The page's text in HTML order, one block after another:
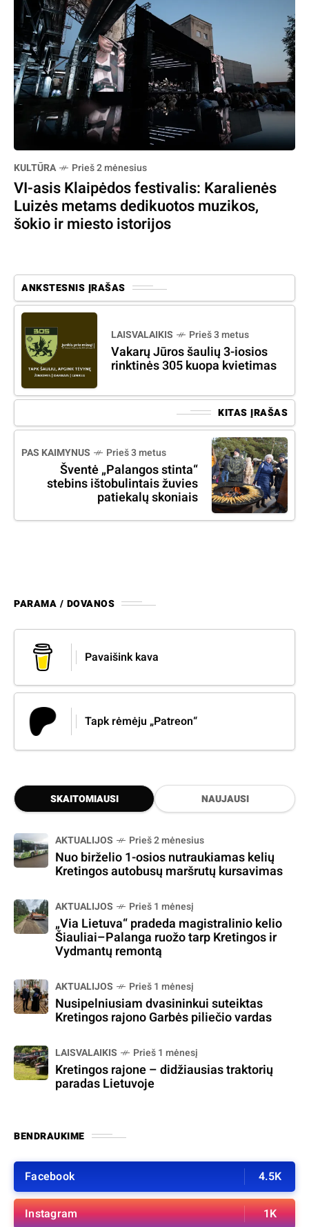
KULTŪRA Prieš 2 mėnesius
VI-asis Klaipėdos festivalis: Karalienės
Luizės metams dedikuotos muzikos,
šokio ir miesto istorijos
ANKSTESNIS ĮRAŠAS
LAISVALAIKIS Prieš 3 metus
Vakarų Jūros šaulių 3-iosios
rinktinės 305 kuopa kvietimas
KITAS ĮRAŠAS
PAS KAIMYNUS Prieš 3 metus
Šventė „Palangos stinta“
stebins ištobulintais žuvies
patiekalų skoniais
PARAMA / DOVANOS
Pavaišink kava
Tapk rėmėju „Patreon“
SKAITOMIAUSI NAUJAUSI
AKTUALIJOS Prieš 2 mėnesius
Nuo birželio 1-osios nutraukiamas kelių
Kretingos autobusų maršrutų kursavimas
AKTUALIJOS Prieš 1 mėnesį
„Via Lietuva“ pradeda magistralinio kelio
Šiauliai–Palanga ruožo tarp Kretingos ir
Vydmantų remontą
AKTUALIJOS Prieš 1 mėnesį
Nusipelniusiam dvasininkui suteiktas
Kretingos rajono Garbės piliečio vardas
LAISVALAIKIS Prieš 1 mėnesį
Kretingos rajone – didžiausias traktorių
paradas Lietuvoje
BENDRAUKIME
Facebook 4.5K
Instagram 1K